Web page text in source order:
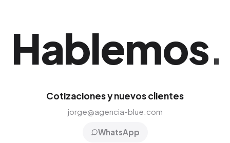
Hablemos.
Cotizaciones y nuevos clientes
jorge@agencia-blue.com
WhatsApp